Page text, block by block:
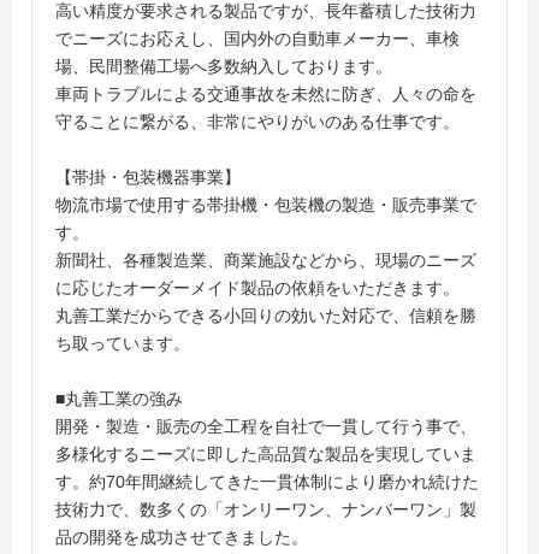
高い精度が要求される製品ですが、長年蓄積した技術力
でニーズにお応えし、国内外の自動車メーカー、車検
場、民間整備工場へ多数納入しております。
車両トラブルによる交通事故を未然に防ぎ、人々の命を
守ることに繋がる、非常にやりがいのある仕事です。
【帯掛・包装機器事業】
物流市場で使用する帯掛機・包装機の製造・販売事業で
す。
新聞社、各種製造業、商業施設などから、現場のニーズ
に応じたオーダーメイド製品の依頼をいただきます。
丸善工業だからできる小回りの効いた対応で、信頼を勝
ち取っています。
■丸善工業の強み
開発・製造・販売の全工程を自社で一貫して行う事で、
多様化するニーズに即した高品質な製品を実現していま
す。約70年間継続してきた一貫体制により磨かれ続けた
技術力で、数多くの「オンリーワン、ナンバーワン」製
品の開発を成功させてきました。